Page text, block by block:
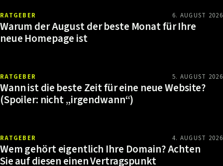
RATGEBER 6. AUGUST 2026
Warum der August der beste Monat für Ihre
neue Homepage ist
RATGEBER 5. AUGUST 2026
Wann ist die beste Zeit für eine neue Website?
(Spoiler: nicht „irgendwann“)
RATGEBER 4. AUGUST 2026
Wem gehört eigentlich Ihre Domain? Achten
Sie auf diesen einen Vertragspunkt